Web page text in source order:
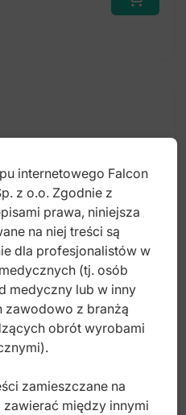
przednie dolne
internetowego Falcon
z o.o. Zgodnie z
prawa, niniejsza
na niej treści są
dla profesjonalistów w
(tj. osób
medyczny lub w inny
zawodowo z branżą
obrót wyrobami
zamieszczane na
między innymi